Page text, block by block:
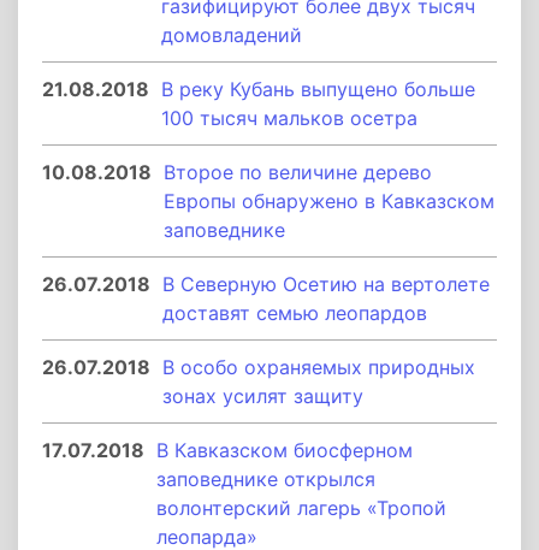
газифицируют более двух тысяч
домовладений
21.08.2018 В реку Кубань выпущено больше
100 тысяч мальков осетра
10.08.2018 Второе по величине дерево
Европы обнаружено в Кавказском
заповеднике
26.07.2018 В Северную Осетию на вертолете
доставят семью леопардов
26.07.2018 В особо охраняемых природных
зонах усилят защиту
17.07.2018 В Кавказском биосферном
заповеднике открылся
волонтерский лагерь «Тропой
леопарда»